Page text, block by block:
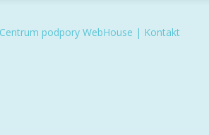
Centrum podpory WebHouse | Kontakt